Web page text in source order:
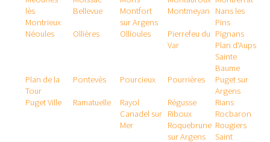
lès
Montrieux
Bellevue
Montfort
sur Argens
Montmeyan
Nans les
Pins
Néoules
Ollières Ollioules
Pierrefeu du
Var
Pignans
Plan d'Aups
Sainte
Baume
Plan de la
Tour
Pontevès Pourcieux Pourrières
Puget sur
Argens
Puget Ville
Ramatuelle
Rayol
Canadel sur
Mer
Régusse
Rians
Riboux
Rocbaron
Roquebrune
sur Argens
Rougiers
Saint